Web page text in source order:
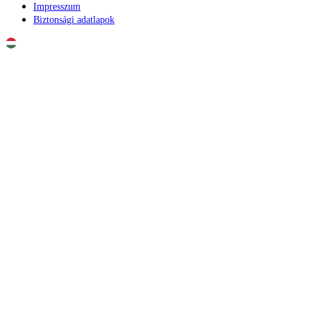
Impresszum
Biztonsági adatlapok